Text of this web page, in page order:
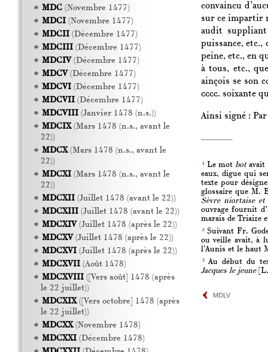
convaincu
sur ce impartir
audit
puissance,
peine, etc., en
à tous, etc.,
ainçois se son
cccc. soixante
Ainsi signé :
1Le motbotavait
eaux, digue qui
texte pour
glossaire que M.
Sèvre niortaise
ouvrage fournit
marais de Triaize
2Suivant Fr.
ou veille avait, à
l’Aunis et le haut
3Au début du
Jacques le jeune
MDLV
MDC(Novembre 1477)
MDCI(Novembre 1477)
MDCII(Décembre 1477)
MDCIII(Décembre 1477)
MDCIV(Décembre 1477)
MDCV(Décembre 1477)
MDCVI(Décembre 1477)
MDCVII(Décembre 1477)
MDCVIII(Janvier 1478 (n.s.))
MDCIX(Mars 1478 (n.s., avant le
22))
MDCX(Mars 1478 (n.s., avant le
22))
MDCXI(Mars 1478 (n.s., avant le
22))
MDCXII(Juillet 1478 (avant le 22))
MDCXIII(Juillet 1478 (avant le 22))
MDCXIV(Juillet 1478 (après le 22))
MDCXV(Juillet 1478 (après le 22))
MDCXVI(Juillet 1478 (après le 22))
MDCXVII(Août 1478)
MDCXVIII([Vers août] 1478 (après
le 22 juillet))
MDCXIX([Vers octobre] 1478 (après
le 22 juillet))
MDCXX(Novembre 1478)
MDCXXI(Décembre 1478)